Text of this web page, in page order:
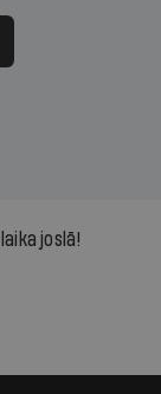
joslā!